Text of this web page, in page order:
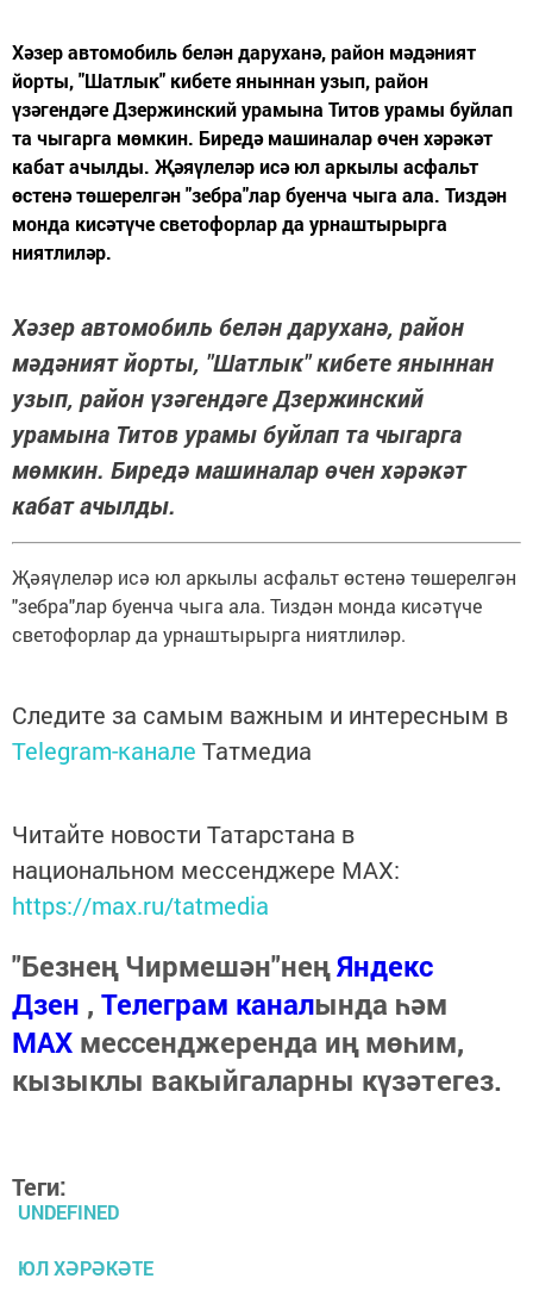
Хәзер автомобиль белән даруханә, район мәдәният
йорты, "Шатлык" кибете яныннан узып, район
үзәгендәге Дзержинский урамына Титов урамы буйлап
та чыгарга мөмкин. Биредә машиналар өчен хәрәкәт
кабат ачылды. Җәяүлеләр исә юл аркылы асфальт
өстенә төшерелгән "зебра"лар буенча чыга ала. Тиздән
монда кисәтүче светофорлар да урнаштырырга
ниятлиләр.
Хәзер автомобиль белән даруханә, район
мәдәният йорты, "Шатлык" кибете яныннан
узып, район үзәгендәге Дзержинский
урамына Титов урамы буйлап та чыгарга
мөмкин. Биредә машиналар өчен хәрәкәт
кабат ачылды.
Җәяүлеләр исә юл аркылы асфальт өстенә төшерелгән
"зебра"лар буенча чыга ала. Тиздән монда кисәтүче
светофорлар да урнаштырырга ниятлиләр.
Следите за самым важным и интересным в
Telegram-канале Татмедиа
Читайте новости Татарстана в
национальном мессенджере MАХ:
https://max.ru/tatmedia
"Безнең Чирмешән"неңЯндекс
Дзен , Телеграм каналында һәм
МАХ мессенджеренда иң мөһим,
кызыклы вакыйгаларны күзәтегез.
Теги:
UNDEFINED
ЮЛ ХӘРӘКӘТЕ